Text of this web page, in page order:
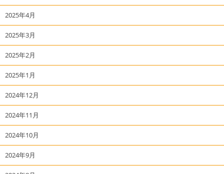
2025年4月
2025年3月
2025年2月
2025年1月
2024年12月
2024年11月
2024年10月
2024年9月